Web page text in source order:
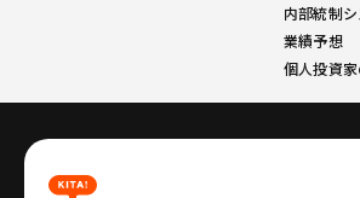
内部統制
業績予想
個人投資